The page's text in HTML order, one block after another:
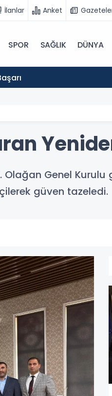
İlanlar Anket
SPOR SAĞLIK DÜNYA
Olağan Genel
güven tazeledi.